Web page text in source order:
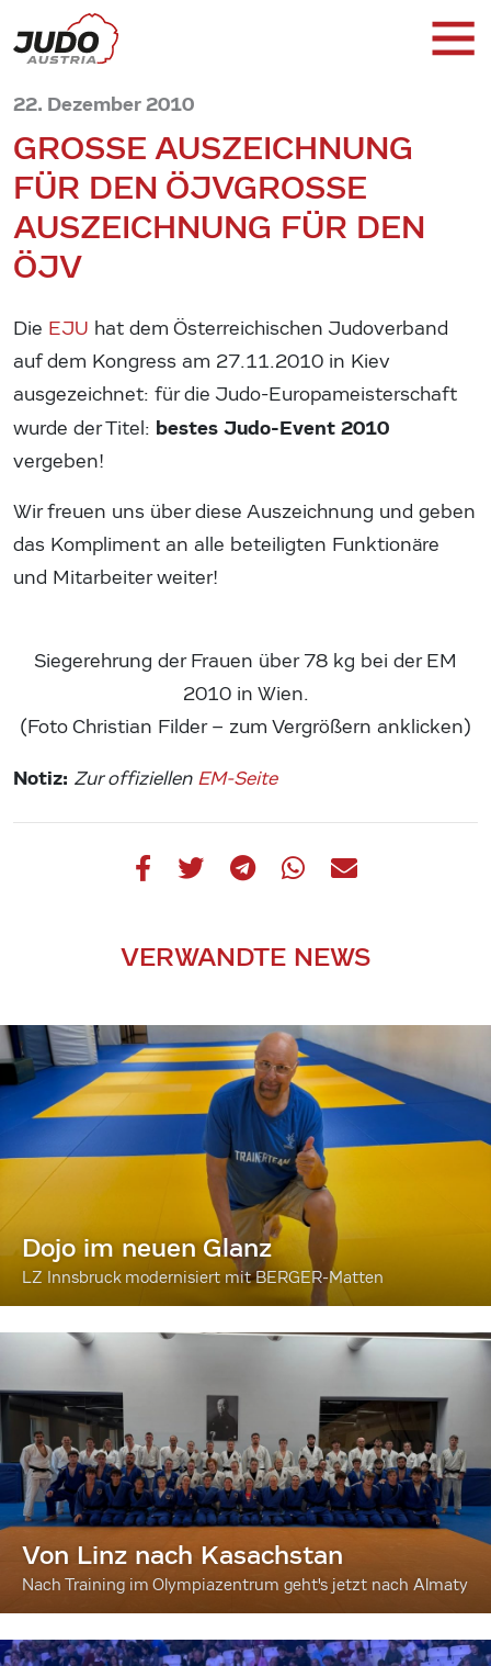
22. Dezember 2010
GROSSE AUSZEICHNUNG F
ÜR DEN ÖJV GROSSE A
USZEICHNUNG FÜR DEN Ö
JV
Die EJU hat dem Österreichischen Judoverband
auf dem Kongress am 27.11.2010 in Kiev
ausgezeichnet: für die Judo-Europameisterschaft
wurde der Titel: bestes Judo-Event 2010
vergeben!
Wir freuen uns über diese Auszeichnung und geben
das Kompliment an alle beteiligten Funktionäre
und Mitarbeiter weiter!
Siegerehrung der Frauen über 78 kg bei der EM
2010 in Wien.
(Foto Christian Filder – zum Vergrößern anklicken)
Notiz: Zur offiziellen EM-Seite
VERWANDTE NEWS
Dojo im neuen Glanz
LZ Innsbruck modernisiert mit BERGER-Matten
Von Linz nach Kasachstan
Nach Training im Olympiazentrum geht's jetzt nach Almaty